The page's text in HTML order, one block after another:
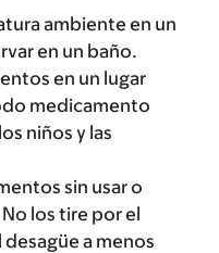
ambiente en un
en un baño.
en un lugar
medicamento
niños y las
sin usar o
los tire por el
a menos